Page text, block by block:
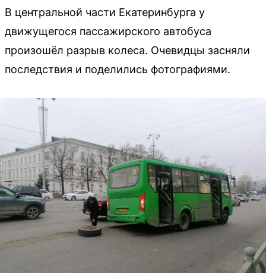
В центральной части Екатеринбурга у
движущегося пассажирского автобуса
произошёл разрыв колеса. Очевидцы засняли
последствия и поделились фотографиями.